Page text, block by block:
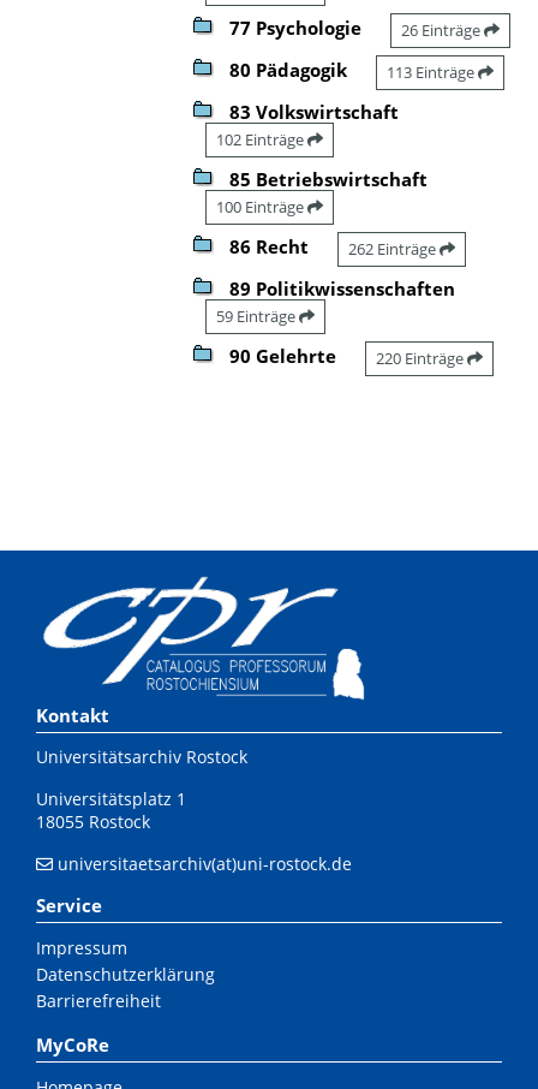
77 Psychologie 26 Einträge
80 Pädagogik 113 Einträge
83 Volkswirtschaft
102 Einträge
85 Betriebswirtschaft
100 Einträge
86 Recht 262 Einträge
89 Politikwissenschaften
59 Einträge
90 Gelehrte 220 Einträge
Kontakt
Universitätsarchiv Rostock
Universitätsplatz 1
18055 Rostock
universitaetsarchiv(at)uni-rostock.de
Service
Impressum
Datenschutzerklärung
Barrierefreiheit
MyCoRe